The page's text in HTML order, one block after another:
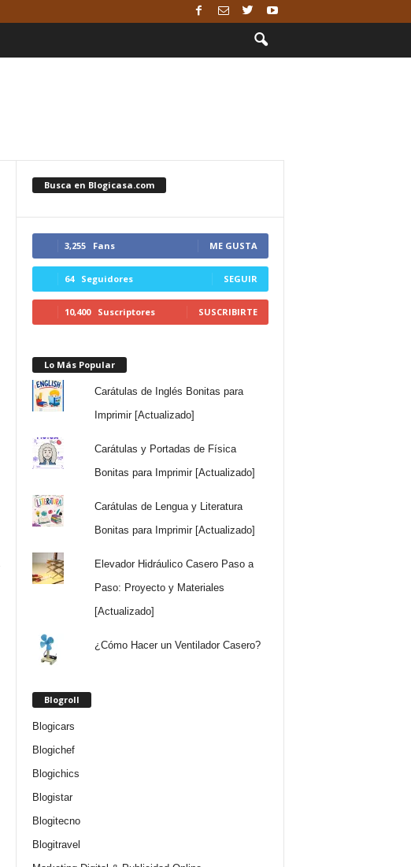
Busca en Blogicasa.com
3,255 Fans ME GUSTA
64 Seguidores SEGUIR
10,400 Suscriptores SUSCRIBIRTE
Lo Más Popular
Carátulas de Inglés Bonitas para
Imprimir [Actualizado]
Carátulas y Portadas de Física
Bonitas para Imprimir [Actualizado]
Carátulas de Lengua y Literatura
Bonitas para Imprimir [Actualizado]
Elevador Hidráulico Casero Paso a
Paso: Proyecto y Materiales
[Actualizado]
¿Cómo Hacer un Ventilador Casero?
Blogroll
Blogicars
Blogichef
Blogichics
Blogistar
Blogitecno
Blogitravel